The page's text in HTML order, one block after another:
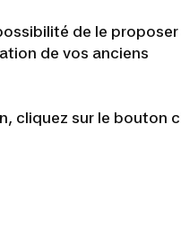
de le proposer
de vos anciens
cliquez sur le bouton